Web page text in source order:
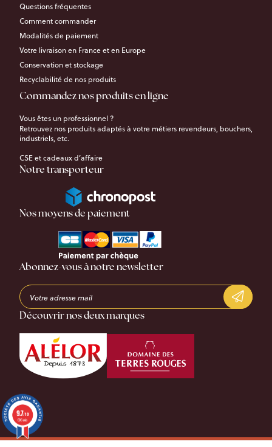
Questions fréquentes
Comment commander
Modalités de paiement
Votre livraison en France et en Europe
Conservation et stockage
Recyclabilité de nos produits
Commandez nos produits en ligne
Vous êtes un professionnel ?
Retrouvez nos produits adaptés à votre métiers revendeurs, bouchers,
industriels, etc.
CSE et cadeaux d’affaire
Notre transporteur
Nos moyens de paiement
Abonnez-vous à notre newsletter
Découvrir nos deux marques
9.7/10
696 avis